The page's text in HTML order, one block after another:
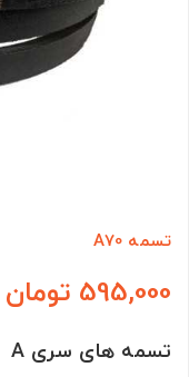
تسمه A70
595,000 تومان
تسمه های سری A